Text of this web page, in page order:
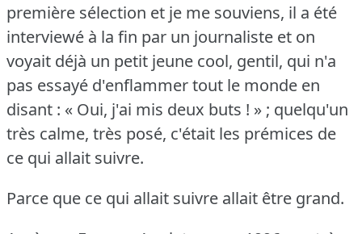
première sélection et je me souviens, il a été
interviewé à la fin par un journaliste et on
voyait déjà un petit jeune cool, gentil, qui n'a
pas essayé d'enflammer tout le monde en
disant : « Oui, j'ai mis deux buts ! » ; quelqu'un
très calme, très posé, c'était les prémices de
ce qui allait suivre.
Parce que ce qui allait suivre allait être grand.